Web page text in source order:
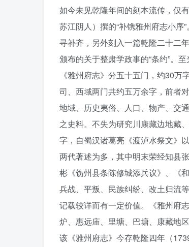
如今未见乾隆年间的刻本流传，仅
苏江阴人）撰的“补镌雅州府志小序
寻补齐，另外刻入一篇乾隆二十二
颁布的关于整肃学政事的“条约”。
《雅州府志》分五十五门，约30
司、西域两门共约五万余字，前者
地域、历史夷俗、人口、物产、交
之史料。不失为研究川康藏边地藏
字，自蜀汉诸葛亮《渡泸水祭文》
两代著述为多，其中明末荣经知县
彬《饬州县条陈修城添兵议》、《
兵战、平叛、民族纠纷、改土归流
记载较详而有一定价值。《雅州府
炉、惠远庙、里塘、巴塘、康藏地
该《雅州府志》今存乾隆四年（